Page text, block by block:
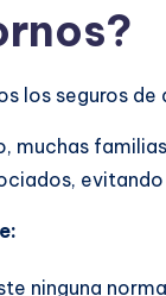
los seguros
muchas
ninguna